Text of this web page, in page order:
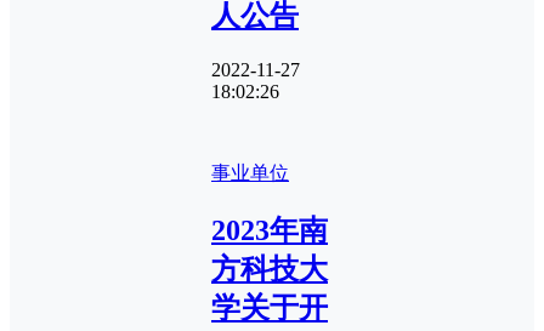
人公告
2022-11-27
18:02:26
事业单位
2023年南
方科技大
学关于开